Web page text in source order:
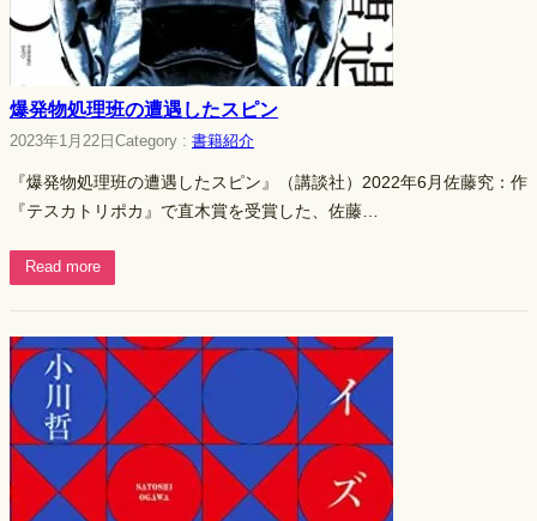
爆発物処理班の遭遇したスピン
2023年1月22日 Category : 書籍紹介
『爆発物処理班の遭遇したスピン』（講談社）2022年6月佐藤究：作
『テスカトリポカ』で直木賞を受賞した、佐藤…
Read more